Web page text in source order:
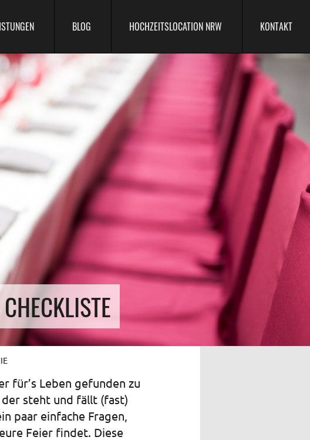
BLOG HOCHZEITSLOCATION NRW KONTAKT
für’s Leben gefunden zu
der steht und fällt (fast)
paar einfache Fragen,
Feier findet. Diese